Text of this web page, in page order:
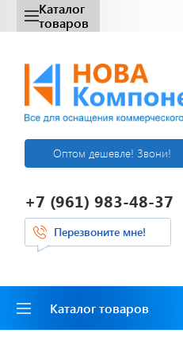
Каталог
товаров
Оптом дешевле! Звони!
+7 (961) 983-48-37
Перезвоните мне!
Каталог товаров